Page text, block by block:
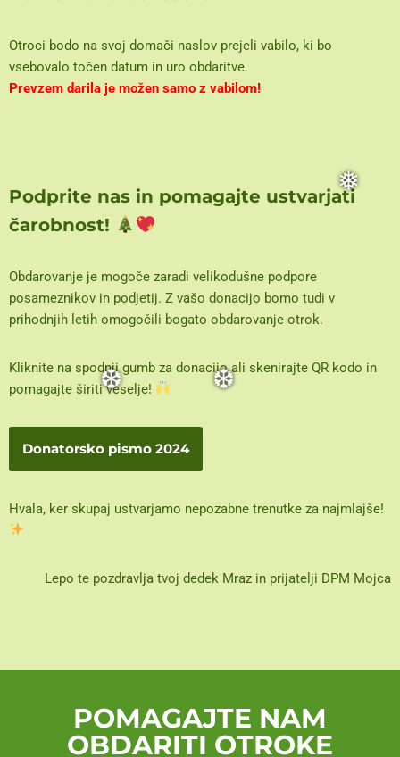
Otroci bodo na svoj domači naslov prejeli vabilo, ki bo
vsebovalo točen datum in uro obdaritve.
Prevzem darila je možen samo z vabilom!
Podprite nas in pomagajte ustvarjati
čarobnost!
Obdarovanje je mogoče zaradi velikodušne podpore
posameznikov in podjetij. Z vašo donacijo bomo tudi v
prihodnjih letih omogočili bogato obdarovanje otrok.
Kliknite na spodnji gumb za donacijo ali skenirajte QR kodo in
pomagajte širiti veselje!
Donatorsko pismo 2024
Hvala, ker skupaj ustvarjamo nepozabne trenutke za najmlajše!
Lepo te pozdravlja tvoj dedek Mraz in prijatelji DPM Mojca
POMAGAJTE NAM
OBDARITI OTROKE
❆
❅
❆